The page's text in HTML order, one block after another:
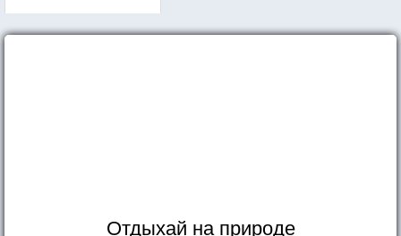
Отдыхай на природе